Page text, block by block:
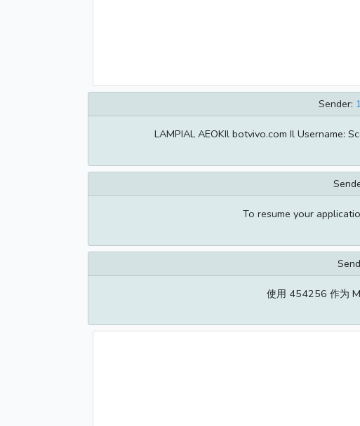
Sender:
LAMPIAL AEOKIl botvivo.com Il Username:
To resume your
使用 454256 作为